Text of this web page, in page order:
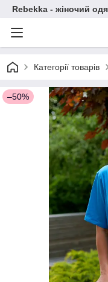
Rebekka - жіночий
Категорії товарів
–50%